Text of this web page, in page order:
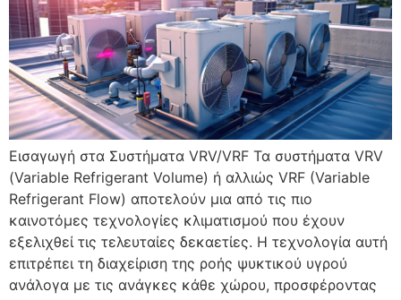
Εισαγωγή στα Συστήματα VRV/VRF Τα συστήματα VRV
(Variable Refrigerant Volume) ή αλλιώς VRF (Variable
Refrigerant Flow) αποτελούν μια από τις πιο
καινοτόμες τεχνολογίες κλιματισμού που έχουν
εξελιχθεί τις τελευταίες δεκαετίες. Η τεχνολογία αυτή
επιτρέπει τη διαχείριση της ροής ψυκτικού υγρού
ανάλογα με τις ανάγκες κάθε χώρου, προσφέροντας